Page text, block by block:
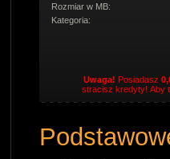
Rozmiar w MB:
Kategoria:
Uwaga! Posiadasz
stracisz kredyty! Aby